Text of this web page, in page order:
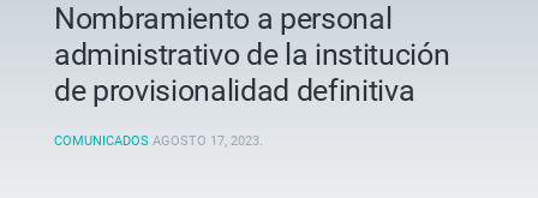
Nombramiento a personal
administrativo de la institución
de provisionalidad definitiva
COMUNICADOS AGOSTO 17, 2023.